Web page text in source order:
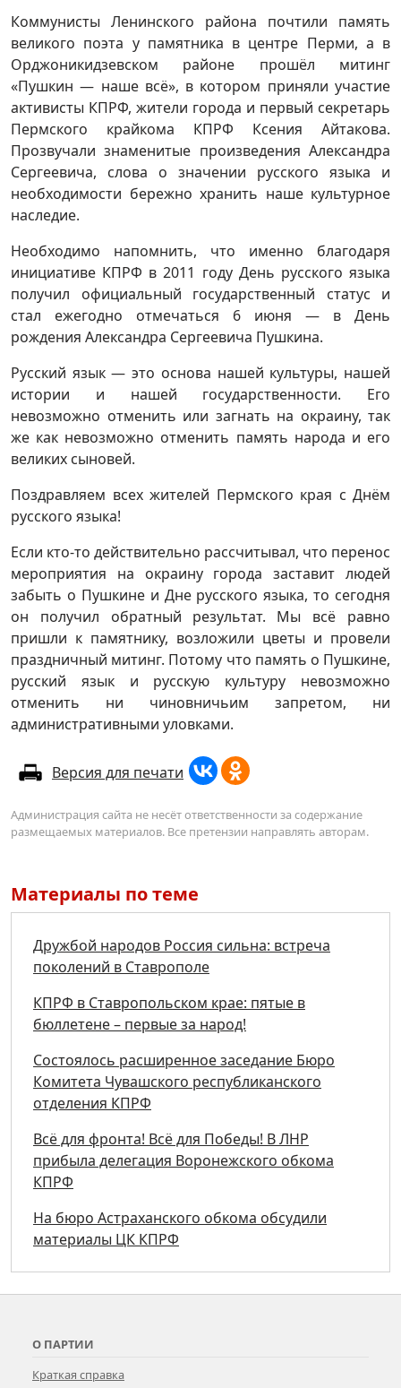
Коммунисты Ленинского района почтили память
великого поэта у памятника в центре Перми, а в
Орджоникидзевском районе прошёл митинг
«Пушкин — наше всё», в котором приняли участие
активисты КПРФ, жители города и первый секретарь
Пермского крайкома КПРФ Ксения Айтакова.
Прозвучали знаменитые произведения Александра
Сергеевича, слова о значении русского языка и
необходимости бережно хранить наше культурное
наследие.
Необходимо напомнить, что именно благодаря
инициативе КПРФ в 2011 году День русского языка
получил официальный государственный статус и
стал ежегодно отмечаться 6 июня — в День
рождения Александра Сергеевича Пушкина.
Русский язык — это основа нашей культуры, нашей
истории и нашей государственности. Его
невозможно отменить или загнать на окраину, так
же как невозможно отменить память народа и его
великих сыновей.
Поздравляем всех жителей Пермского края с Днём
русского языка!
Если кто-то действительно рассчитывал, что перенос
мероприятия на окраину города заставит людей
забыть о Пушкине и Дне русского языка, то сегодня
он получил обратный результат. Мы всё равно
пришли к памятнику, возложили цветы и провели
праздничный митинг. Потому что память о Пушкине,
русский язык и русскую культуру невозможно
отменить ни чиновничьим запретом, ни
административными уловками.
Версия для печати
Администрация сайта не несёт ответственности за содержание
размещаемых материалов. Все претензии направлять авторам.
Материалы по теме
Дружбой народов Россия сильна: встреча
поколений в Ставрополе
КПРФ в Ставропольском крае: пятые в
бюллетене – первые за народ!
Состоялось расширенное заседание Бюро
Комитета Чувашского республиканского
отделения КПРФ
Всё для фронта! Всё для Победы! В ЛНР
прибыла делегация Воронежского обкома
КПРФ
На бюро Астраханского обкома обсудили
материалы ЦК КПРФ
О ПАРТИИ
Краткая справка